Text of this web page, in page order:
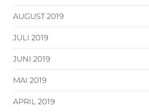
AUGUST 2019
JULI 2019
JUNI 2019
MAI 2019
APRIL 2019